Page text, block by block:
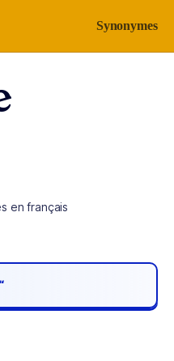
Synonymes
en français